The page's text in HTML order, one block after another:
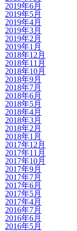
2019年6月
2019年5月
2019年4月
2019年3月
2019年2月
2019年1月
2018年12月
2018年11月
2018年10月
2018年9月
2018年7月
2018年6月
2018年5月
2018年4月
2018年3月
2018年2月
2018年1月
2017年12月
2017年11月
2017年10月
2017年9月
2017年7月
2017年6月
2017年5月
2017年4月
2016年7月
2016年6月
2016年5月